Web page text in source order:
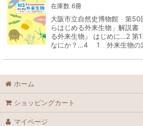
在庫数 6冊
大阪市立自然史博物館 第50
らはじめる外来生物」解説書
る外来生物』 はじめに…2
なにか？…4 1 外来生物
ホーム
ショッピングカート
マイページ